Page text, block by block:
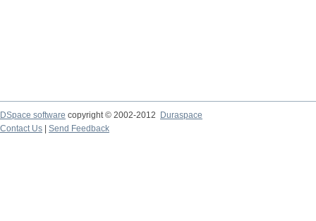
DSpace software copyright © 2002-2012
Duraspace
Contact Us
Send Feedback